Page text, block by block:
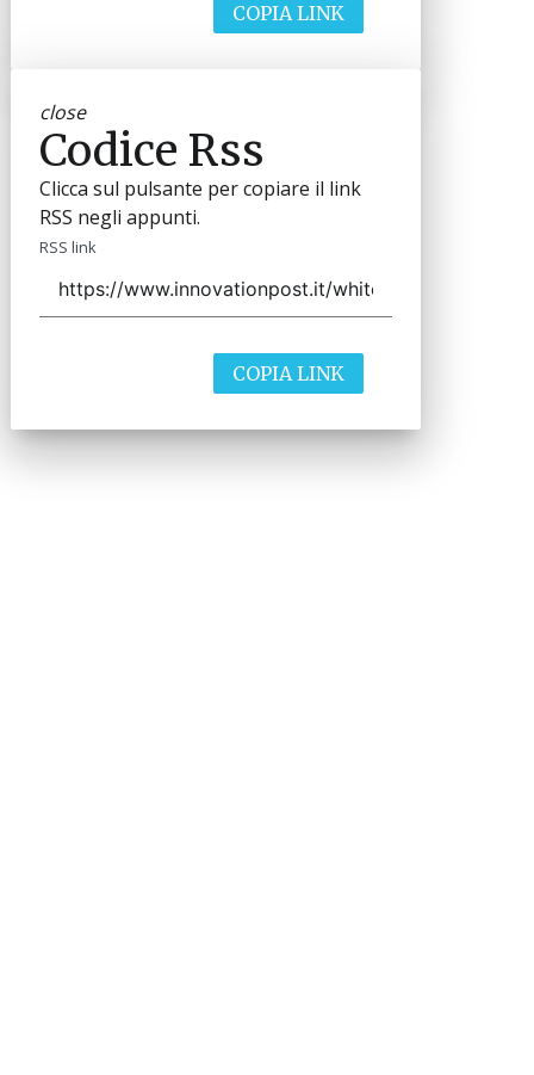
COPIA LINK
close
Codice Rss
Clicca sul pulsante per copiare il link
RSS negli appunti.
RSS link
COPIA LINK